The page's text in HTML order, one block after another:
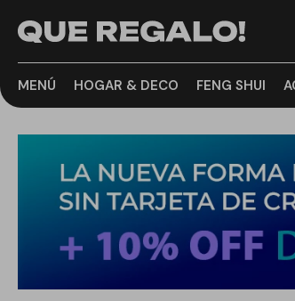
MENÚ HOGAR & DECO FENG SHUI